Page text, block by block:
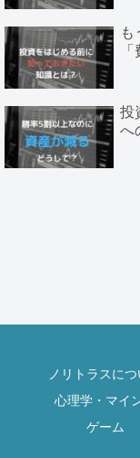
も
投
へ
ノリトラスにつ
心理学・マイ
ゲーム